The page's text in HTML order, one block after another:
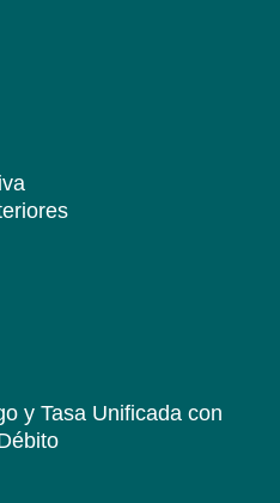
y Tasa Unificadacon